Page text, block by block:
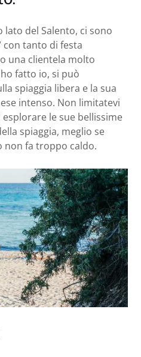
lato del Salento, ci sono
con tanto di festa
una clientela molto
fatto io, si può
spiaggia libera e la sua
intenso. Non limitatevi
le sue bellissime
spiaggia, meglio se
fa troppo caldo.